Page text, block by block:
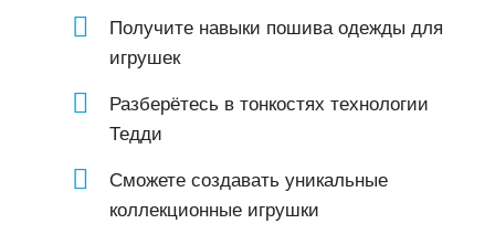
Получите навыки пошива одежды для
игрушек
Разберётесь в тонкостях технологии
Тедди
Сможете создавать уникальные
коллекционные игрушки